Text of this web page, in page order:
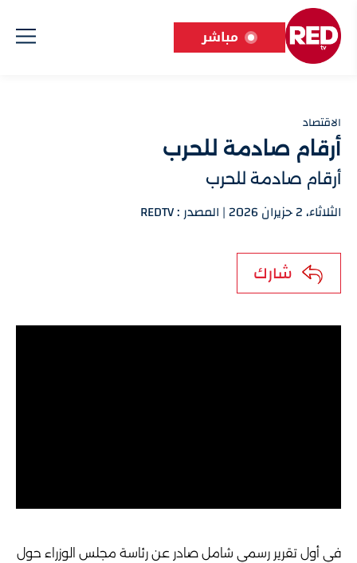
مباشر
الاقتصاد
أرقام صادمة للحرب
أرقام صادمة للحرب
الثلاثاء، 2 حزيران 2026 | المصدر : REDTV
شارك
في أول تقرير رسمي شامل صادر عن رئاسة مجلس الوزراء حول